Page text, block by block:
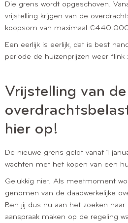
Die grens wordt opgeschoven.
vrijstelling krijgen van de
koopsom van maximaal
Een eerlijk is eerlijk, dat is best
periode de huizenprijzen weer flink
Vrijstelling van de
hier op!
De nieuwe grens geldt vanaf 1
wachten met het kopen van een
Gelukkig niet. Als meetmoment
genomen van de daadwerkelijke
Ben jij dus nu aan het zoeken
aanspraak maken op de regeling